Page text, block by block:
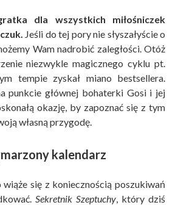
dla wszystkich miłośniczek
Jeśli do tej pory nie słyszałyście o
Wam nadrobić zaległości. Otóż
niezwykle magicznego cyklu pt.
tempie zyskał miano bestsellera.
punkcie głównej bohaterki Gosi i jej
okazję, by zapoznać się z tym
własną przygodę.
kalendarz
się z koniecznością poszukiwań
Sekretnik Szeptuchy, który dziś